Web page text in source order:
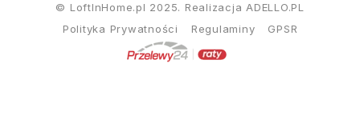
Polityka Prywatności Regulaminy GPSR
© LoftInHome.pl 2025. Realizacja ADELLO.PL